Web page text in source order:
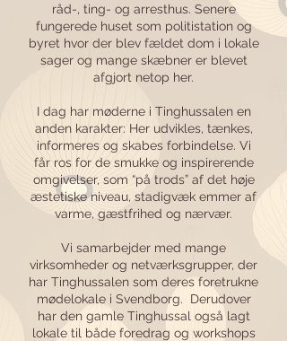
råd-, ting- og arresthus. Senere
fungerede huset som politistation og
byret hvor der blev fældet dom i lokale
sager og mange skæbner er blevet
afgjort netop her.
I dag har møderne i Tinghussalen en
anden karakter: Her udvikles, tænkes,
informeres og skabes forbindelse. Vi
får ros for de smukke og inspirerende
omgivelser, som “på trods” af det høje
æstetiske niveau, stadigvæk emmer af
varme, gæstfrihed og nærvær.
Vi samarbejder med mange
virksomheder og netværksgrupper, der
har Tinghussalen som deres foretrukne
mødelokale i Svendborg. Derudover
har den gamle Tinghussal også lagt
lokale til både foredrag og workshops